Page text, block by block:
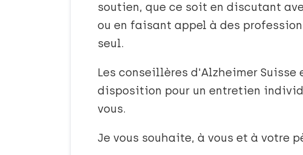
soutien, que ce soit en discutant
ou en faisant appel à des
seul.
Les conseillères d'Alzheimer
disposition pour un entretien
vous.
Je vous souhaite, à vous et à votre